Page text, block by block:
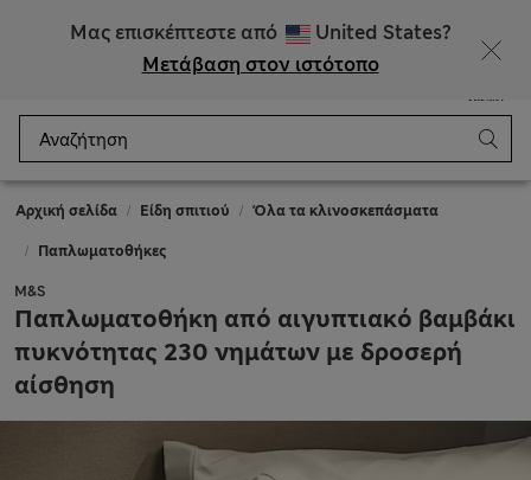
Μας επισκέπτεστε από
United States?
Μετάβαση στον ιστότοπο
Αρχική σελίδα Είδη σπιτιού Όλα τα κλινοσκεπάσματα
Παπλωματοθήκες
M&S
Παπλωματοθήκη από αιγυπτιακό βαμβάκι
πυκνότητας 230 νημάτων με δροσερή
αίσθηση